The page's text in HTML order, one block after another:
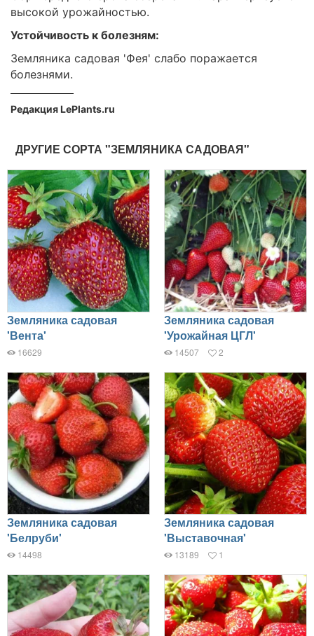
высокой урожайностью.
Устойчивость к болезням:
Земляника садовая 'Фея' слабо поражается
болезнями.
Редакция LePlants.ru
ДРУГИЕ СОРТА "ЗЕМЛЯНИКА САДОВАЯ"
Земляника садовая
'Вента'
16629
Земляника садовая
'Урожайная ЦГЛ'
14507 2
Земляника садовая
'Белруби'
14498
Земляника садовая
'Выставочная'
13189 1